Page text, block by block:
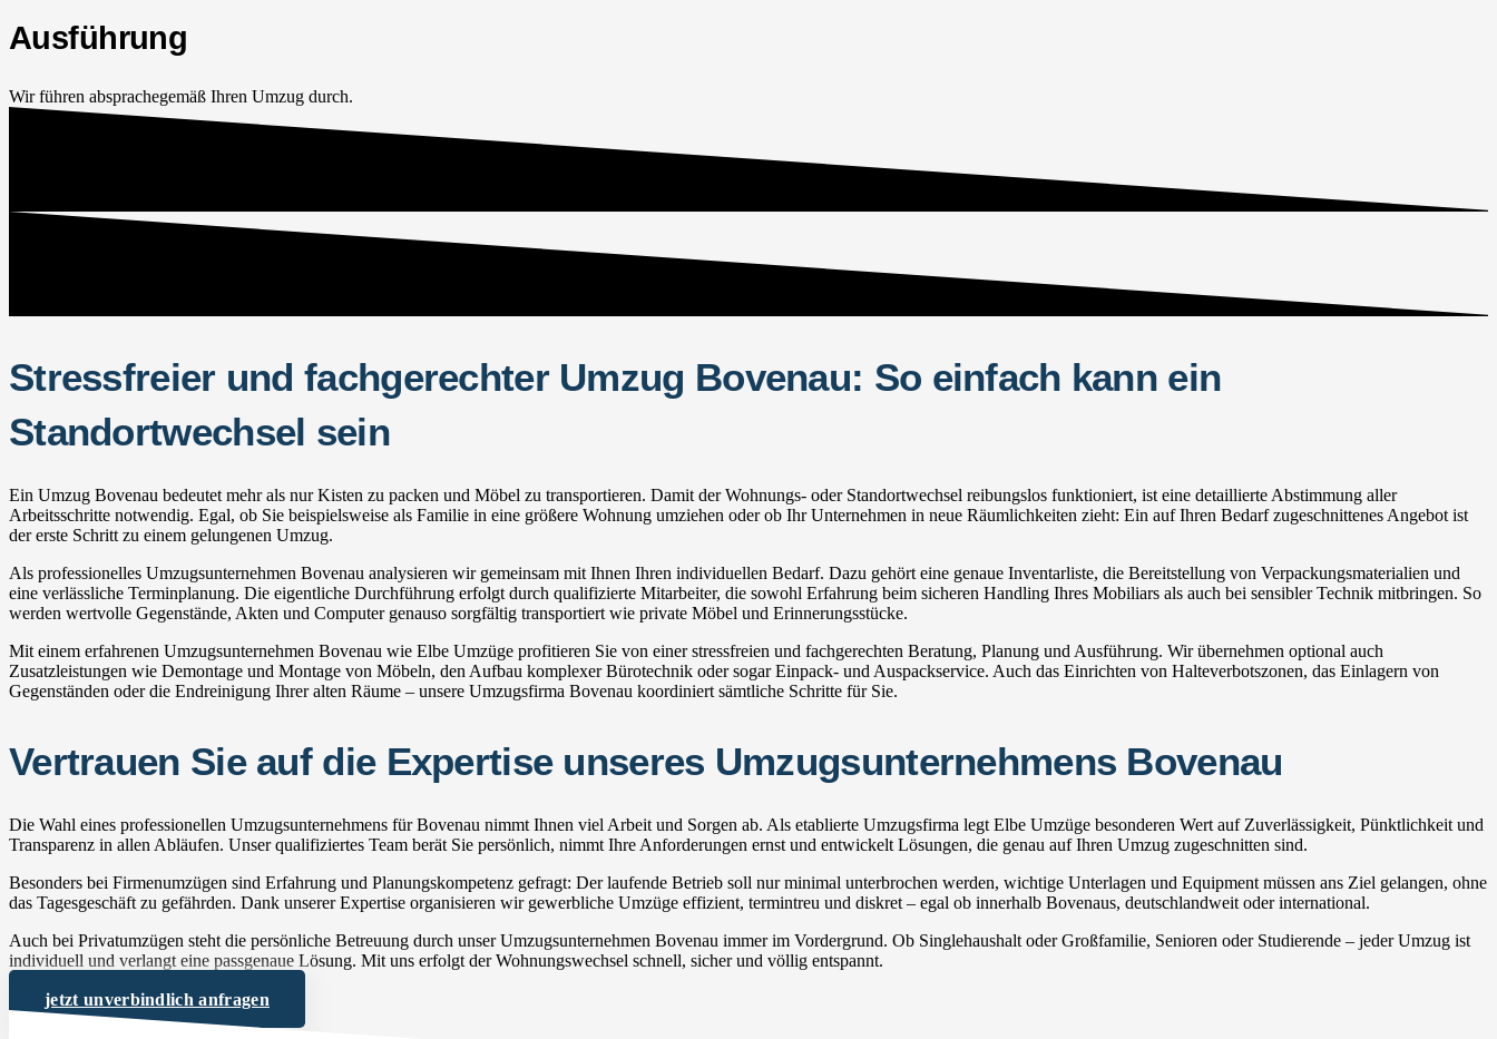
Ausführung
Wir führen absprachegemäß Ihren Umzug durch.
Stressfreier und fachgerechter Umzug Bovenau: So einfach kann ein
Standortwechsel sein
Ein Umzug Bovenau bedeutet mehr als nur Kisten zu packen und Möbel zu transportieren. Damit der Wohnungs- oder Standortwechsel reibungslos funktioniert, ist eine detaillierte Abstimmung aller
Arbeitsschritte notwendig. Egal, ob Sie beispielsweise als Familie in eine größere Wohnung umziehen oder ob Ihr Unternehmen in neue Räumlichkeiten zieht: Ein auf Ihren Bedarf zugeschnittenes Angebot ist
der erste Schritt zu einem gelungenen Umzug.
Als professionelles Umzugsunternehmen Bovenau analysieren wir gemeinsam mit Ihnen Ihren individuellen Bedarf. Dazu gehört eine genaue Inventarliste, die Bereitstellung von Verpackungsmaterialien und
eine verlässliche Terminplanung. Die eigentliche Durchführung erfolgt durch qualifizierte Mitarbeiter, die sowohl Erfahrung beim sicheren Handling Ihres Mobiliars als auch bei sensibler Technik mitbringen. So
werden wertvolle Gegenstände, Akten und Computer genauso sorgfältig transportiert wie private Möbel und Erinnerungsstücke.
Mit einem erfahrenen Umzugsunternehmen Bovenau wie Elbe Umzüge profitieren Sie von einer stressfreien und fachgerechten Beratung, Planung und Ausführung. Wir übernehmen optional auch
Zusatzleistungen wie Demontage und Montage von Möbeln, den Aufbau komplexer Bürotechnik oder sogar Einpack- und Auspackservice. Auch das Einrichten von Halteverbotszonen, das Einlagern von
Gegenständen oder die Endreinigung Ihrer alten Räume – unsere Umzugsfirma Bovenau koordiniert sämtliche Schritte für Sie.
Vertrauen Sie auf die Expertise unseres Umzugsunternehmens Bovenau
Die Wahl eines professionellen Umzugsunternehmens für Bovenau nimmt Ihnen viel Arbeit und Sorgen ab. Als etablierte Umzugsfirma legt Elbe Umzüge besonderen Wert auf Zuverlässigkeit, Pünktlichkeit und
Transparenz in allen Abläufen. Unser qualifiziertes Team berät Sie persönlich, nimmt Ihre Anforderungen ernst und entwickelt Lösungen, die genau auf Ihren Umzug zugeschnitten sind.
Besonders bei Firmenumzügen sind Erfahrung und Planungskompetenz gefragt: Der laufende Betrieb soll nur minimal unterbrochen werden, wichtige Unterlagen und Equipment müssen ans Ziel gelangen, ohne
das Tagesgeschäft zu gefährden. Dank unserer Expertise organisieren wir gewerbliche Umzüge effizient, termintreu und diskret – egal ob innerhalb Bovenaus, deutschlandweit oder international.
Auch bei Privatumzügen steht die persönliche Betreuung durch unser Umzugsunternehmen Bovenau immer im Vordergrund. Ob Singlehaushalt oder Großfamilie, Senioren oder Studierende – jeder Umzug ist
individuell und verlangt eine passgenaue Lösung. Mit uns erfolgt der Wohnungswechsel schnell, sicher und völlig entspannt.
jetzt unverbindlich anfragen